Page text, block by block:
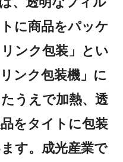
に商品をパッケ
ンク包装」とい
ンク包装機」に
うえで加熱、透
をタイトに包装
す。成光産業で